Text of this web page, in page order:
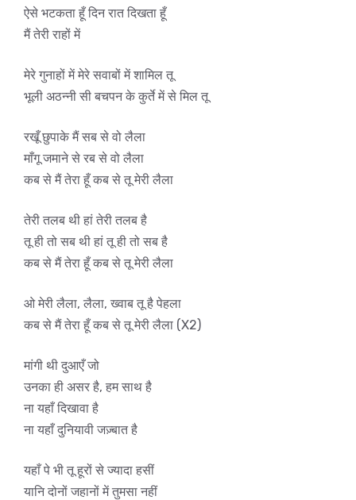
ऐसे भटकता हूँ दिन रात दिखता हूँ
मैं तेरी राहों में
मेरे गुनाहों में मेरे सवाबों में शामिल तू
भूली अठन्नी सी बचपन के कुर्ते में से मिल तू
रखूँ छुपाके मैं सब से वो लैला
माँगू जमाने से रब से वो लैला
कब से मैं तेरा हूँ कब से तू मेरी लैला
तेरी तलब थी हां तेरी तलब है
तू ही तो सब थी हां तू ही तो सब है
कब से मैं तेरा हूँ कब से तू मेरी लैला
ओ मेरी लैला, लैला, ख्वाब तू है पेहला
कब से मैं तेरा हूँ कब से तू मेरी लैला (X2)
मांगी थी दुआएँ जो
उनका ही असर है, हम साथ है
ना यहाँ दिखावा है
ना यहाँ दुनियावी जज़्बात है
यहाँ पे भी तू हूरों से ज्यादा हसीं
यानि दोनों जहानों में तुमसा नहीं